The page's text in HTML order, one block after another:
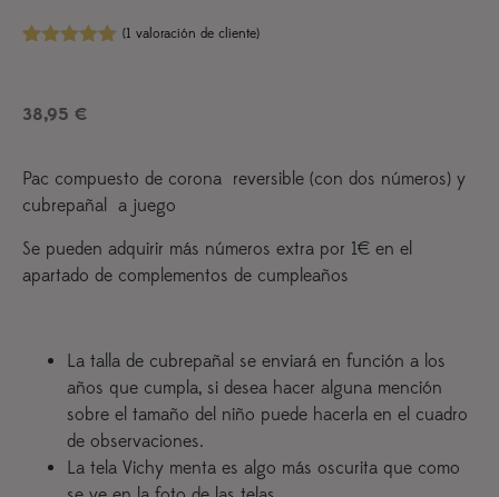
avaloración
(1 valoración de cliente)
38,95 €
Pac compuesto de corona reversible (con dos números) y
cubrepañal a juego
Se pueden adquirir más números extra por 1€ en el
apartado de complementos de cumpleaños
La talla de cubrepañal se enviará en función a los
años que cumpla, si desea hacer alguna mención
sobre el tamaño del niño puede hacerla en el cuadro
de observaciones.
La tela Vichy menta es algo más oscurita que como